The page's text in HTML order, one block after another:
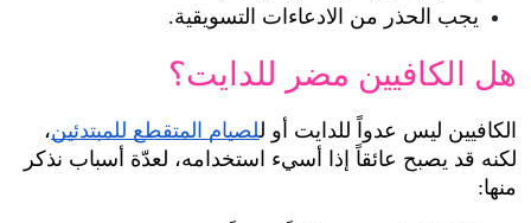
يجب الحذر من الادعاءات التسويقية.
هل الكافيين مضر للدايت؟
الكافيين ليس عدواً للدايت أو للصيام المتقطع للمبتدئين
منها: